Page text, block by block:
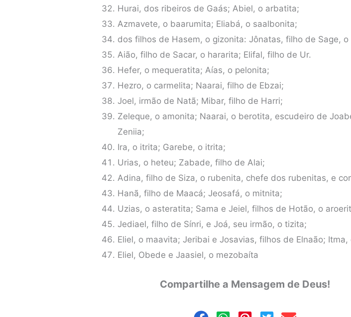
Hurai, dos ribeiros de Gaás; Abiel, o arbatita;
Azmavete, o baarumita; Eliabá, o saalbonita;
dos filhos de Hasem, o gizonita: Jônatas, filho de Sage, o
Aião, filho de Sacar, o hararita; Elifal, filho de Ur.
Hefer, o mequeratita; Aías, o pelonita;
Hezro, o carmelita; Naarai, filho de Ebzai;
Joel, irmão de Natã; Mibar, filho de Harri;
Zeleque, o amonita; Naarai, o berotita, escudeiro de
Zeniia;
Ira, o itrita; Garebe, o itrita;
Urias, o heteu; Zabade, filho de Alai;
Adina, filho de Siza, o rubenita, chefe dos rubenitas, e
Hanã, filho de Maacá; Jeosafá, o mitnita;
Uzias, o asteratita; Sama e Jeiel, filhos de Hotão, o
Jediael, filho de Sínri, e Joá, seu irmão, o tizita;
Eliel, o maavita; Jeribai e Josavias, filhos de Elnaão;
Eliel, Obede e Jaasiel, o mezobaíta
Compartilhe a Mensagem de Deus!